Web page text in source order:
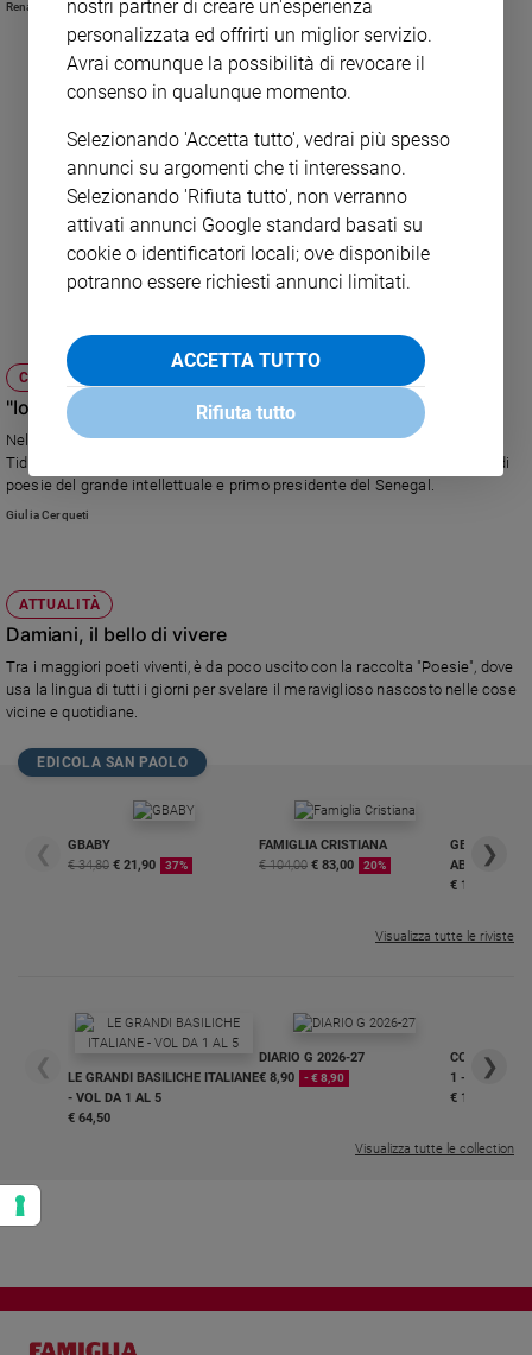
giovani
Vai
Riflessioni
Video
Privacy
Chi
siamo
Contatti
Pubblicità
Registrati
Renata Maderna
CULTURA E SPETTACOLI
"Io, senegalese, vi racconto Senghor in italiano"
Nella raccolta "Il cantore della negritudine" lo scrittore e poeta Cheikh
Tidiane Gaye, da molti anni residente in Italia, ha tradotto una selezione di
poesie del grande intellettuale e primo presidente del Senegal.
Giulia Cerqueti
ATTUALITÀ
Damiani, il bello di vivere
Tra i maggiori poeti viventi, è da poco uscito con la raccolta "Poesie", dove
usa la lingua di tutti i giorni per svelare il meraviglioso nascosto nelle cose
vicine e quotidiane.
EDICOLA SAN PAOLO
❮
GBABY
€ 34,80 € 21,90 37%
FAMIGLIA CRISTIANA
€ 104,00 € 83,00 20%
GBABY
€ 16,99
❯
Visualizza tutte le riviste
❮
LE GRANDI BASILICHE ITALIANE
- VOL DA 1 AL 5
€ 64,50
DIARIO G 2026-27
€ 8,90
- € 8,90
COLLANA
1 - 2
€ 18,50
❯
Visualizza tutte le collection
nostri partner di creare un'esperienza
personalizzata ed offrirti un miglior servizio.
Avrai comunque la possibilità di revocare il
consenso in qualunque momento.
Selezionando 'Accetta tutto', vedrai più spesso
annunci su argomenti che ti interessano.
Selezionando 'Rifiuta tutto', non verranno
attivati annunci Google standard basati su
cookie o identificatori locali; ove disponibile
potranno essere richiesti annunci limitati.
ACCETTA TUTTO
Rifiuta tutto